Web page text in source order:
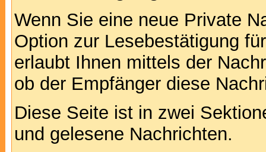
Wenn Sie eine neue Private
Option zur Lesebestätigung
erlaubt Ihnen mittels der
ob der Empfänger diese
Diese Seite ist in zwei
und gelesene Nachrichten.